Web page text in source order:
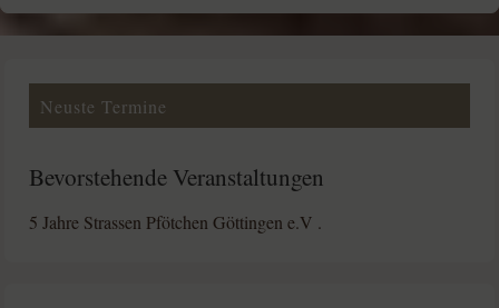
Neuste Termine
Bevorstehende Veranstaltungen
5 Jahre Strassen Pfötchen Göttingen e.V .